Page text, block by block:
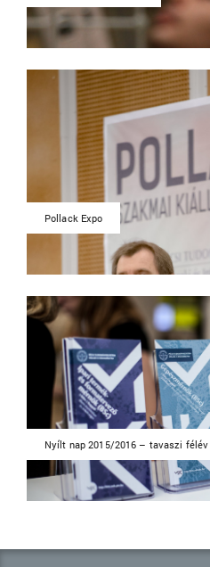
Pollack Expo
Nyílt nap 2015/2016 – tavaszi félév